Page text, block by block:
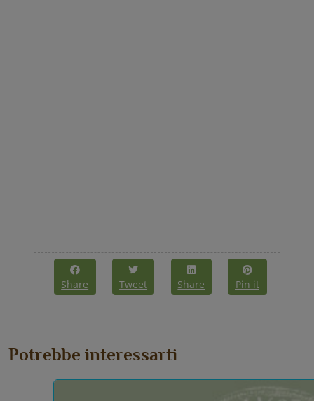
Share Tweet Share Pin it
Potrebbe interessarti